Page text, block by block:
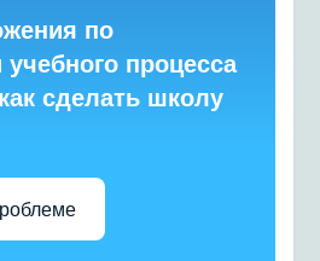
по
учебного процесса
сделать школу